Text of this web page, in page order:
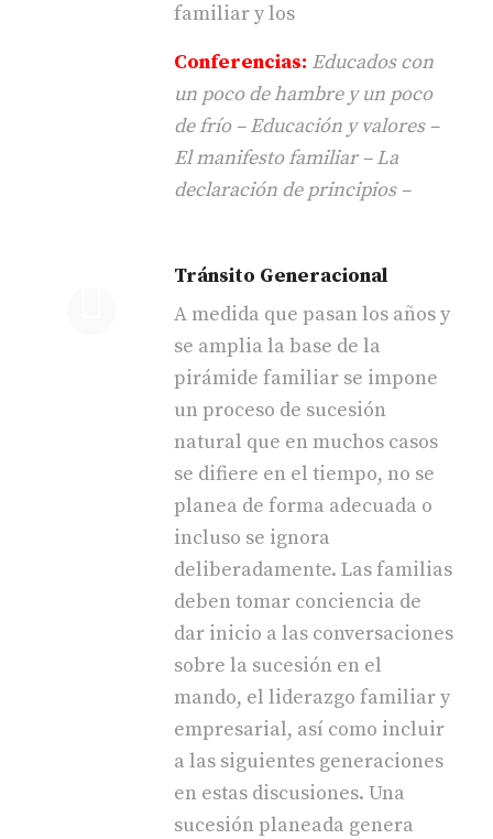
familiar y los
Conferencias: Educados con
un poco de hambre y un poco
de frío – Educación y valores –
El manifesto familiar – La
declaración de principios –
Tránsito Generacional
A medida que pasan los años y
se amplia la base de la
pirámide familiar se impone
un proceso de sucesión
natural que en muchos casos
se difiere en el tiempo, no se
planea de forma adecuada o
incluso se ignora
deliberadamente. Las familias
deben tomar conciencia de
dar inicio a las conversaciones
sobre la sucesión en el
mando, el liderazgo familiar y
empresarial, así como incluir
a las siguientes generaciones
en estas discusiones. Una
sucesión planeada genera